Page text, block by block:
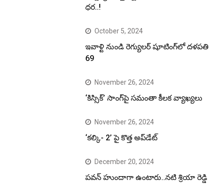
ధర..!
October 5, 2024
ఇవాళ్టి నుండి రెగ్యులర్ షూటింగ్‌లో దళపతి
69
November 26, 2024
‘కిస్సిక్’ సాంగ్‌పై సమంతా కీలక వ్యాఖ్యలు
November 26, 2024
‘కల్కి- 2’ పై కొత్త అప్‌డేట్
December 20, 2024
పవన్ హుందాగా ఉంటారు..నటి శ్రియా రెడ్డి